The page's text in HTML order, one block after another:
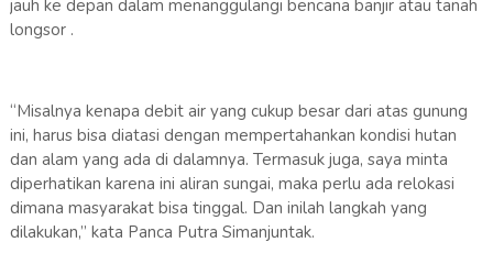
jauh ke depan dalam menanggulangi bencana banjir atau tanah
longsor .
“Misalnya kenapa debit air yang cukup besar dari atas gunung
ini, harus bisa diatasi dengan mempertahankan kondisi hutan
dan alam yang ada di dalamnya. Termasuk juga, saya minta
diperhatikan karena ini aliran sungai, maka perlu ada relokasi
dimana masyarakat bisa tinggal. Dan inilah langkah yang
dilakukan,” kata Panca Putra Simanjuntak.